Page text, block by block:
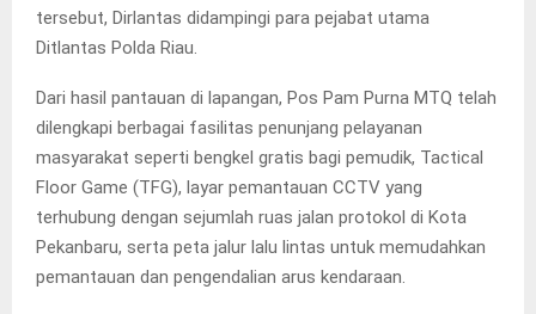
tersebut, Dirlantas didampingi para pejabat utama
Ditlantas Polda Riau.
Dari hasil pantauan di lapangan, Pos Pam Purna MTQ telah
dilengkapi berbagai fasilitas penunjang pelayanan
masyarakat seperti bengkel gratis bagi pemudik, Tactical
Floor Game (TFG), layar pemantauan CCTV yang
terhubung dengan sejumlah ruas jalan protokol di Kota
Pekanbaru, serta peta jalur lalu lintas untuk memudahkan
pemantauan dan pengendalian arus kendaraan.